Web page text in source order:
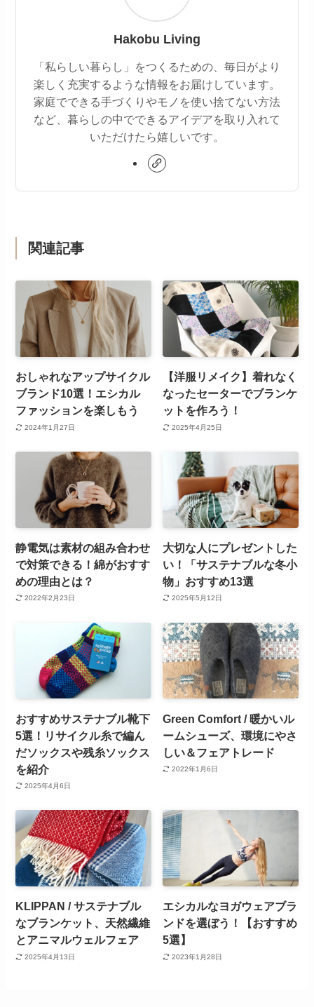
Hakobu Living
「私らしい暮らし」をつくるための、毎日がより
楽しく充実するような情報をお届けしています。
家庭でできる手づくりやモノを使い捨てない方法
など、暮らしの中でできるアイデアを取り入れて
いただけたら嬉しいです。
関連記事
おしゃれなアップサイクル
ブランド10選！エシカル
ファッションを楽しもう
2024年1月27日
【洋服リメイク】着れなく
なったセーターでブランケ
ットを作ろう！
2025年4月25日
静電気は素材の組み合わせ
で対策できる！綿がおすす
めの理由とは？
2022年2月23日
大切な人にプレゼントした
い！「サステナブルな冬小
物」おすすめ13選
2025年5月12日
おすすめサステナブル靴下
5選！リサイクル糸で編ん
だソックスや残糸ソックス
を紹介
2025年4月6日
Green Comfort / 暖かいル
ームシューズ、環境にやさ
しい＆フェアトレード
2022年1月6日
KLIPPAN / サステナブル
なブランケット、天然繊維
とアニマルウェルフェア
2025年4月13日
エシカルなヨガウェアブラ
ンドを選ぼう！【おすすめ
5選】
2023年1月28日